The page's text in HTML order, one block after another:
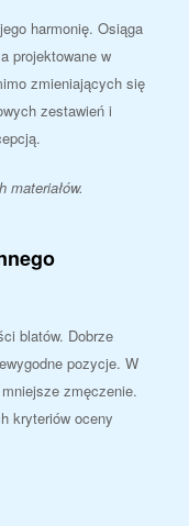
harmonię. Osiąga
projektowane w
zmieniających się
zestawień i
blatów. Dobrze
pozycje. W
zmęczenie.
kryteriów oceny